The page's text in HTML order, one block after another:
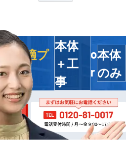
最適プ
本体
＋工
事
o
r
本体
のみ